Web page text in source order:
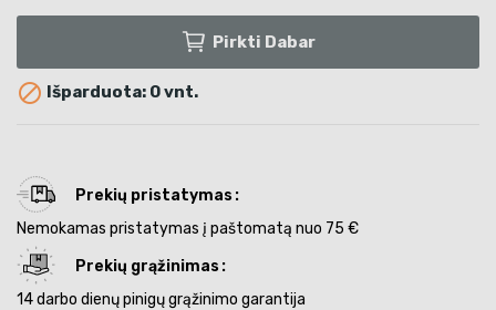
Pirkti Dabar
 Išparduota: 0 vnt.
Prekių pristatymas
Nemokamas pristatymas į paštomatą nuo 75 €
Prekių grąžinimas
14 darbo dienų pinigų grąžinimo garantija